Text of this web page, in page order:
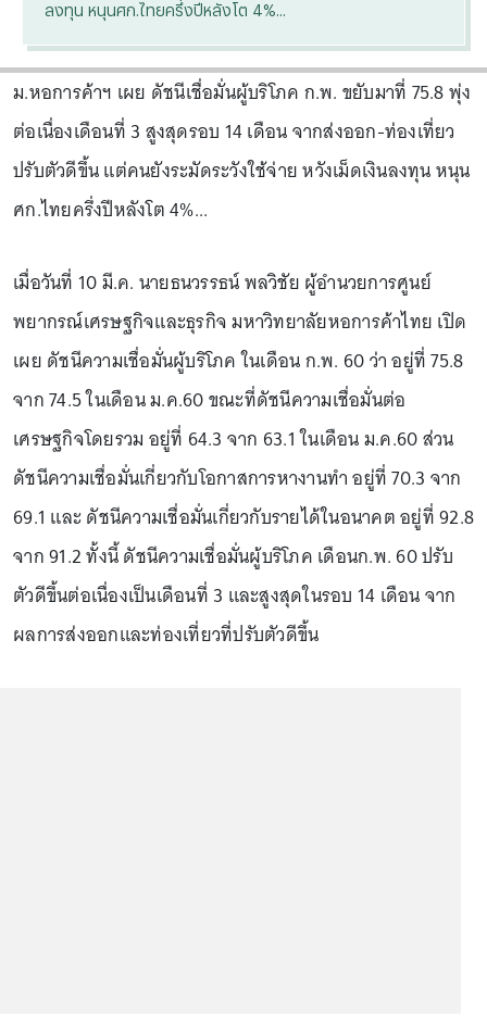
ลงทุน หนุนศก.ไทยครึ่งปีหลังโต 4%...
ม.หอการค้าฯ เผย ดัชนีเชื่อมั่นผู้บริโภค ก.พ. ขยับมาที่ 75.8 พุ่ง
ต่อเนื่องเดือนที่ 3 สูงสุดรอบ 14 เดือน จากส่งออก-ท่องเที่ยว
ปรับตัวดีขึ้น แต่คนยังระมัดระวังใช้จ่าย หวังเม็ดเงินลงทุน หนุน
ศก.ไทยครึ่งปีหลังโต 4%...
เมื่อวันที่ 10 มี.ค. นายธนวรรธน์ พลวิชัย ผู้อำนวยการศูนย์
พยากรณ์เศรษฐกิจและธุรกิจ มหาวิทยาลัยหอการค้าไทย เปิด
เผย ดัชนีความเชื่อมั่นผู้บริโภค ในเดือน ก.พ. 60 ว่า อยู่ที่ 75.8
จาก 74.5 ในเดือน ม.ค.60 ขณะที่ดัชนีความเชื่อมั่นต่อ
เศรษฐกิจโดยรวม อยู่ที่ 64.3 จาก 63.1 ในเดือน ม.ค.60 ส่วน
ดัชนีความเชื่อมั่นเกี่ยวกับโอกาสการหางานทำ อยู่ที่ 70.3 จาก
69.1 และ ดัชนีความเชื่อมั่นเกี่ยวกับรายได้ในอนาคต อยู่ที่ 92.8
จาก 91.2 ทั้งนี้ ดัชนีความเชื่อมั่นผู้บริโภค เดือนก.พ. 60 ปรับ
ตัวดีขึ้นต่อเนื่องเป็นเดือนที่ 3 และสูงสุดในรอบ 14 เดือน จาก
ผลการส่งออกและท่องเที่ยวที่ปรับตัวดีขึ้น